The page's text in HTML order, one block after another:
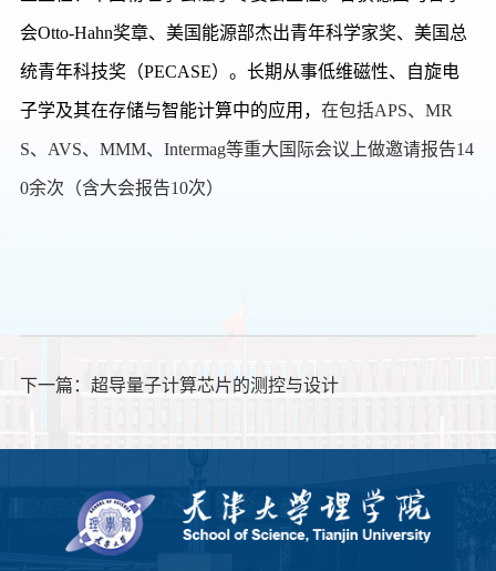
会Otto-Hahn奖章、美国能源部杰出青年科学家奖、美国总
统青年科技奖（PECASE）。长期从事低维磁性、自旋电
子学及其在存储与智能计算中的应用， 在包括APS、 MR
S、 AVS、 MMM、 Intermag等重大国际会议上做邀请报告14
0余次（含大会报告10次）
下一篇： 超导量子计算芯片的测控与设计